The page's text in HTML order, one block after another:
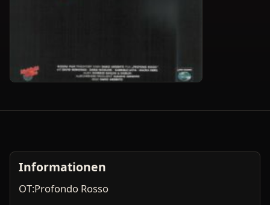
Informationen
OT:Profondo Rosso